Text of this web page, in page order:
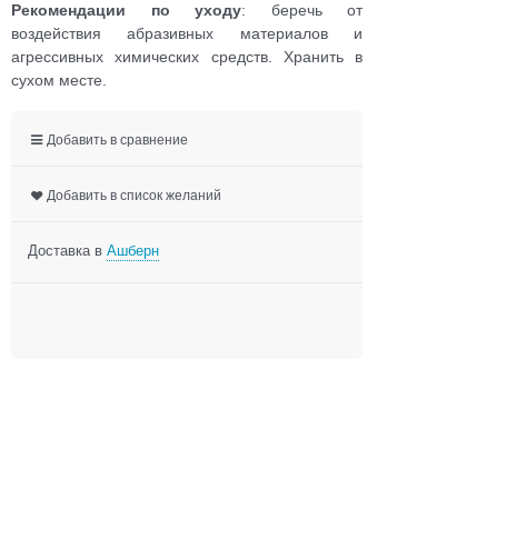
Рекомендации по уходу: беречь от
воздействия абразивных материалов и
агрессивных химических средств. Хранить в
сухом месте.
Добавить в сравнение
Добавить в список желаний
Доставка в Ашберн